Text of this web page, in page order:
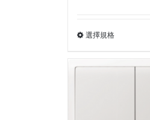
選擇規格